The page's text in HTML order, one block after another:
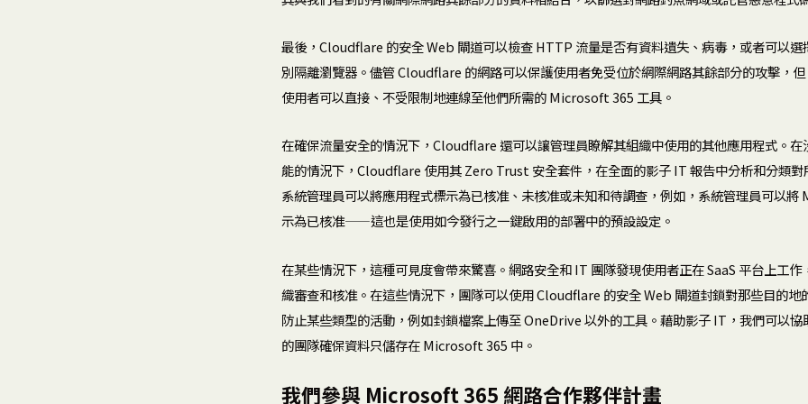
最後，Cloudflare 的安全 Web 閘道可以檢查 HTTP 流量是否有資料遺失、病毒，或者可以選
別隔離瀏覽器。儘管 Cloudflare 的網路可以保護使用者免受位於網際網路其餘部分的攻擊，
使用者可以直接、不受限制地連線至他們所需的 Microsoft 365 工具。
在確保流量安全的情況下，Cloudflare 還可以讓管理員瞭解其組織中使用的其他應用程式。在
能的情況下，Cloudflare 使用其 Zero Trust 安全套件，在全面的影子 IT 報告中分析和分類對
系統管理員可以將應用程式標示為已核准、未核准或未知和待調查，例如，系統管理員可以
示為已核准——這也是使用如今發行之一鍵啟用的部署中的預設設定。
在某些情況下，這種可見度會帶來驚喜。網路安全和 IT 團隊發現使用者正在 SaaS 平台上工
織審查和核准。在這些情況下，團隊可以使用 Cloudflare 的安全 Web 閘道封鎖對那些目的地
防止某些類型的活動，例如封鎖檔案上傳至 OneDrive 以外的工具。藉助影子 IT，我們可以
的團隊確保資料只儲存在 Microsoft 365 中。
我們參與 Microsoft 365 網路合作夥伴計畫